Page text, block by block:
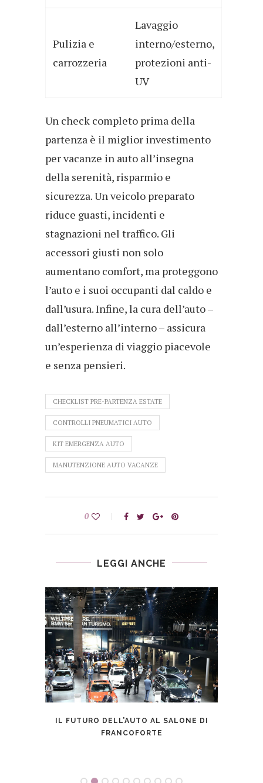
Pulizia e
carrozzeria
Lavaggio
interno/esterno,
protezioni anti-
UV
Un check completo prima della
partenza è il miglior investimento
per vacanze in auto all’insegna
della serenità, risparmio e
sicurezza. Un veicolo preparato
riduce guasti, incidenti e
stagnazioni nel traffico. Gli
accessori giusti non solo
aumentano comfort, ma proteggono
l’auto e i suoi occupanti dal caldo e
dall’usura. Infine, la cura dell’auto –
dall’esterno all’interno – assicura
un’esperienza di viaggio piacevole
e senza pensieri.
CHECKLIST PRE-PARTENZA ESTATE
CONTROLLI PNEUMATICI AUTO
KIT EMERGENZA AUTO
MANUTENZIONE AUTO VACANZE
0
LEGGI ANCHE
IL FUTURO DELL’AUTO AL SALONE DI
FRANCOFORTE